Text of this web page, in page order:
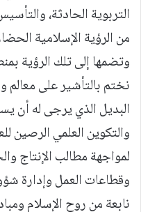
التربوية الحادثة،
من الرؤية الإسلامية
وتضمها إلى تلك الرؤية
نختم بالتأشير على معالم
البديل الذي يرجى له أن
والتكوين العلمي الرصين
لمواجهة مطالب الإنتاج
وقطاعات العمل وإدارة
نابعة من روح الإسلام